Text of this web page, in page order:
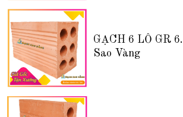
GẠCH 6 LỖ GR
Sao Vàng